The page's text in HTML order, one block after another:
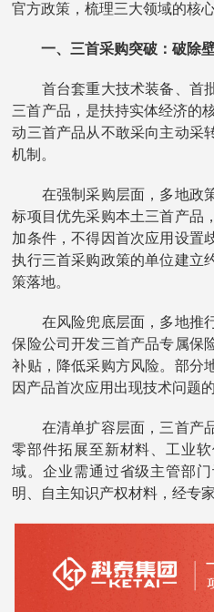
官方政策，梳理三大领域的核
一、三首采购突破：破除壁
首台套重大技术装备、首
三首产品，是扶持实体经济的
动三首产品从不敢采向主动采
机制。
在强制采购层面，多地政
标项目优先采购本土三首产品
加条件，不得因首次应用设置
执行三首采购政策的单位建立
策落地。
在风险兜底层面，多地推
保险公司开发三首产品专属保
补贴，降低采购方风险。部分
因产品首次应用出现技术问题
在清单扩容层面，三首产
零部件拓展至新材料、工业
域。企业需通过省级主管部
明、自主知识产权材料，经专